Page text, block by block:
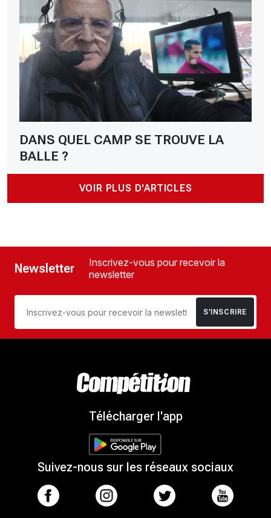
DANS QUEL CAMP SE TROUVE LA
BALLE ?
VOIR PLUS D'ARTICLES
Newsletter
Inscrivez-vous pour recevoir la
newsletter
S’INSCRIRE
Télécharger l'app
Suivez-nous sur les réseaux sociaux